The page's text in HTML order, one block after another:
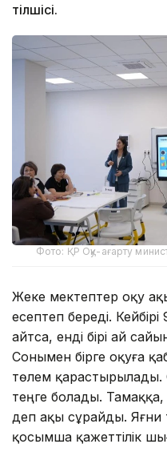
тілшісі.
Фото: ҚР Оқу-ағарту
Жеке мектептер оқу
есептеп береді.
айтса, енді бірі ай
Сонымен бірге оқуға
төлем
теңге болады.
деп ақы сұрайды. Яғни
қосымша қажеттілік